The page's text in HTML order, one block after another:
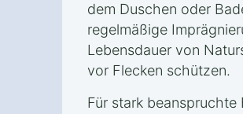
dem Duschen oder
regelmäßige
Lebensdauer von
vor Flecken schützen.
Für stark